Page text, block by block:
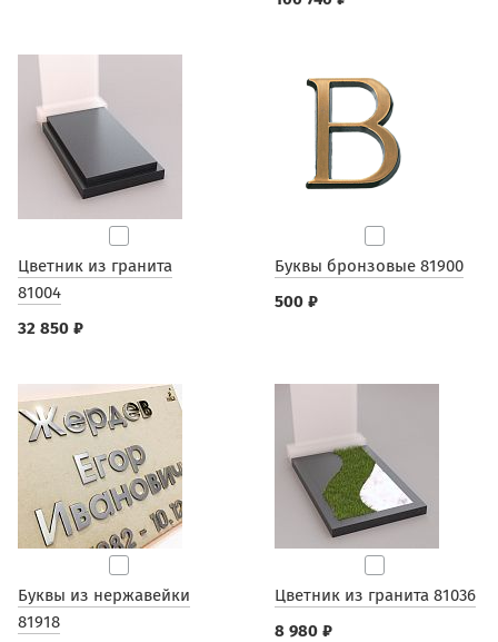
Цветник из гранита
81004
32 850 ₽
Буквы бронзовые 81900
500 ₽
Буквы из нержавейки
81918
Цветник из гранита 81036
8 980 ₽